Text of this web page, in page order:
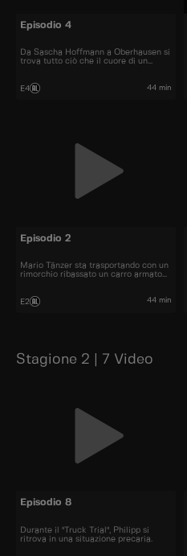
Episodio 4
Da Sascha Hoffmann a Oberhausen si
trova tutto ciò che il cuore di un
E4 44 min
Episodio 2
Mario Tänzer sta trasportando con un
rimorchio ribassato un carro armato
E2 44 min
Stagione 2 | 7 Video
Episodio 8
Durante il "Truck Trial", Philipp si
ritrova in una situazione precaria.